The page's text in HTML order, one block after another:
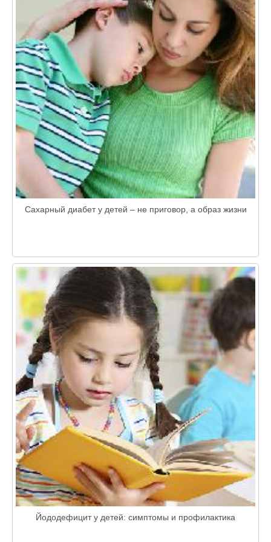
Сахарный диабет у детей – не приговор, а образ жизни
Йододефицит у детей: симптомы и профилактика